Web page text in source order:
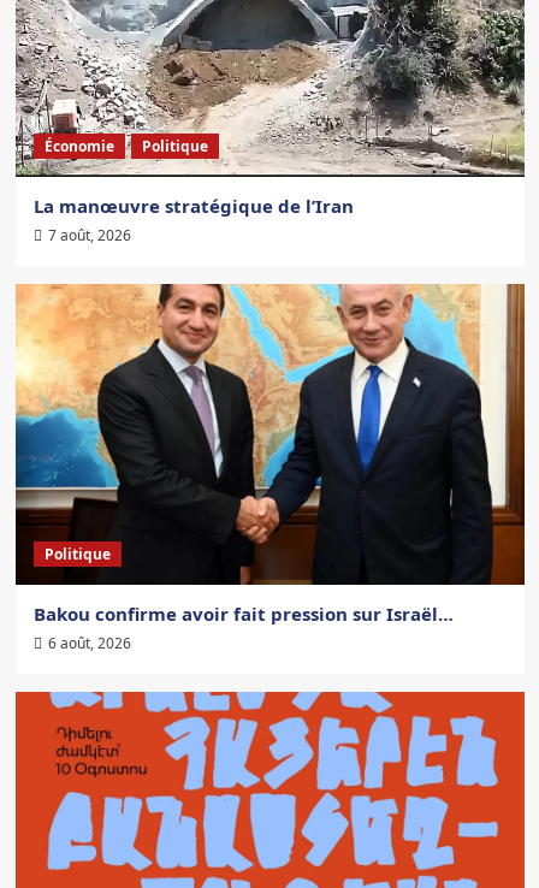
Économie Politique
La manœuvre stratégique de l’Iran
7 août, 2026
Politique
Bakou confirme avoir fait pression sur Israël…
6 août, 2026